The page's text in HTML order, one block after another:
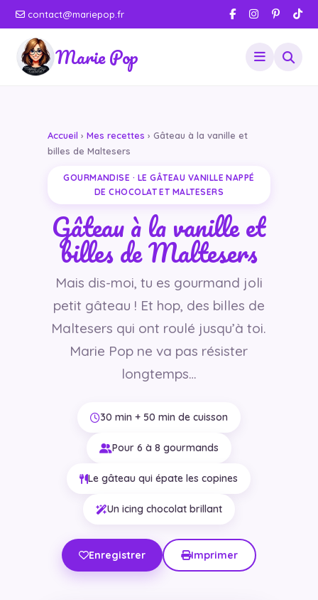
contact@mariepop.fr
Marie Pop
Accueil › Mes recettes › Gâteau à la vanille et
billes de Maltesers
GOURMANDISE · LE GÂTEAU VANILLE NAPPÉ
DE CHOCOLAT ET MALTESERS
Gâteau à la vanille et
billes de Maltesers
Mais dis-moi, tu es gourmand joli
petit gâteau ! Et hop, des billes de
Maltesers qui ont roulé jusqu’à toi.
Marie Pop ne va pas résister
longtemps…
30 min + 50 min de cuisson
Pour 6 à 8 gourmands
Le gâteau qui épate les copines
Un icing chocolat brillant
Enregistrer Imprimer